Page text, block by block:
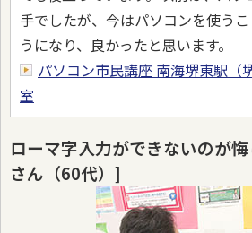
手でしたが、今はパソコンを使う
うになり、良かったと思います。
パソコン市民講座 南海堺東駅（
室
ローマ字入力ができないのが
さん（60代）]